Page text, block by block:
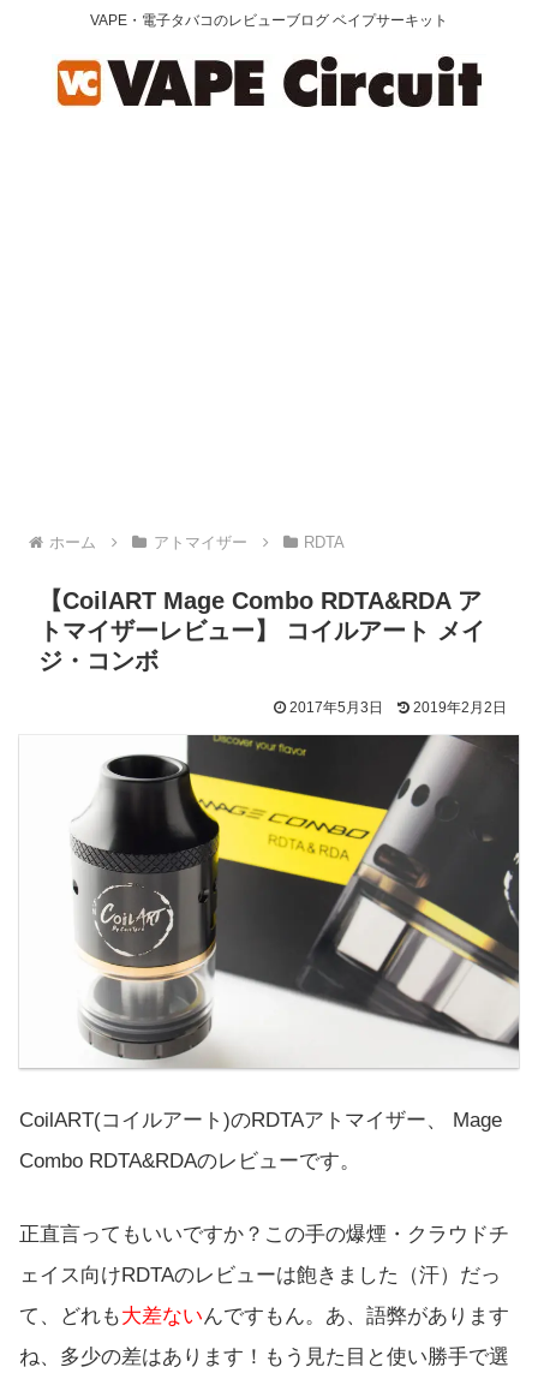
VAPE・電子タバコのレビューブログ ベイプサーキット
ホーム アトマイザー RDTA
【CoilART Mage Combo RDTA&RDA ア
トマイザーレビュー】 コイルアート メイ
ジ・コンボ
2017年5月3日 2019年2月2日
CoilART(コイルアート)のRDTAアトマイザー、 Mage
Combo RDTA&RDAのレビューです。
正直言ってもいいですか？この手の爆煙・クラウドチ
ェイス向けRDTAのレビューは飽きました（汗）だっ
て、どれも大差ないんですもん。あ、語弊があります
ね、多少の差はあります！もう見た目と使い勝手で選